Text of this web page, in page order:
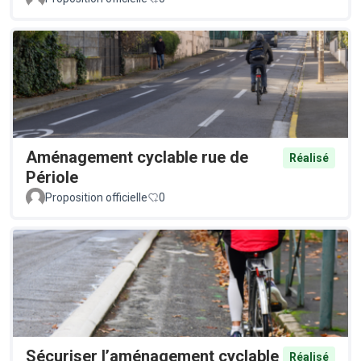
Aménagement cyclable rue de
Périole
Réalisé
Proposition officielle 0
Sécuriser l’aménagement cyclable Réalisé